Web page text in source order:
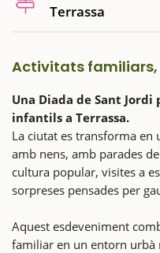
Terrassa
Activitats
Una Diada de Sant
infantils a Terrassa.
La ciutat es transforma en
amb nens, amb parades
cultura popular, visites a
sorpreses pensades per
Aquest esdeveniment
familiar en un entorn urbà